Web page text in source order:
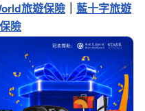
旅遊保險
藍十字旅遊
險